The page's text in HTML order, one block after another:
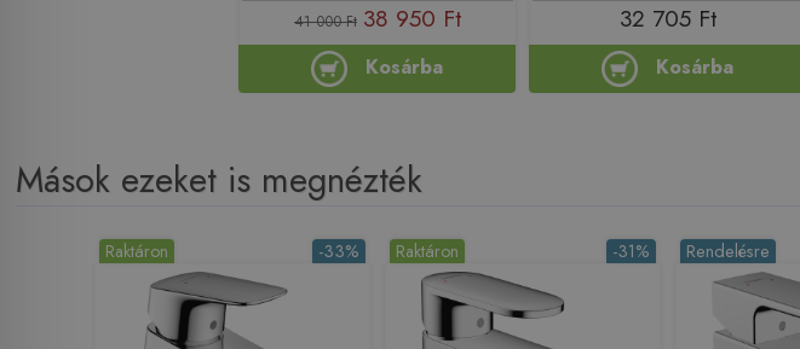
41 000 Ft 38 950 Ft
Kosárba
32 705 Ft
Kosárba
Mások ezeket is megnézték
-33%
Raktáron -31%
Raktáron Rendelésre